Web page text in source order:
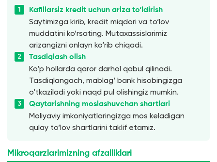
Kafillarsiz kredit uchun ariza to‘ldirish
Saytimizga kirib, kredit miqdori va to‘lov
muddatini ko‘rsating. Mutaxassislarimiz
arizangizni onlayn ko‘rib chiqadi.
Tasdiqlash olish
Ko‘p hollarda qaror darhol qabul qilinadi.
Tasdiqlangach, mablag‘ bank hisobingizga
o‘tkaziladi yoki naqd pul olishingiz mumkin.
Qaytarishning moslashuvchan shartlari
Moliyaviy imkoniyatlaringizga mos keladigan
qulay to‘lov shartlarini taklif etamiz.
Mikroqarzlarimizning afzalliklari